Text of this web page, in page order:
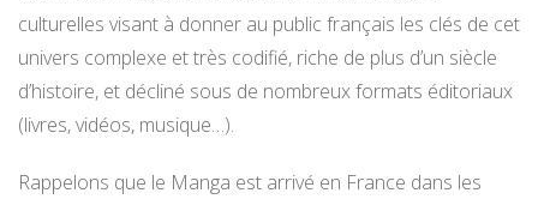
culturelles visant à donner au public français les clés de cet
univers complexe et très codifié, riche de plus d’un siècle
d’histoire, et décliné sous de nombreux formats éditoriaux
(livres, vidéos, musique…).
Rappelons que le Manga est arrivé en France dans les